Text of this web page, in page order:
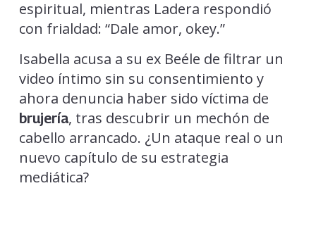
espiritual, mientras Ladera respondió
con frialdad: “Dale amor, okey.”
Isabella acusa a su ex Beéle de filtrar un
video íntimo sin su consentimiento y
ahora denuncia haber sido víctima de
brujería, tras descubrir un mechón de
cabello arrancado. ¿Un ataque real o un
nuevo capítulo de su estrategia
mediática?